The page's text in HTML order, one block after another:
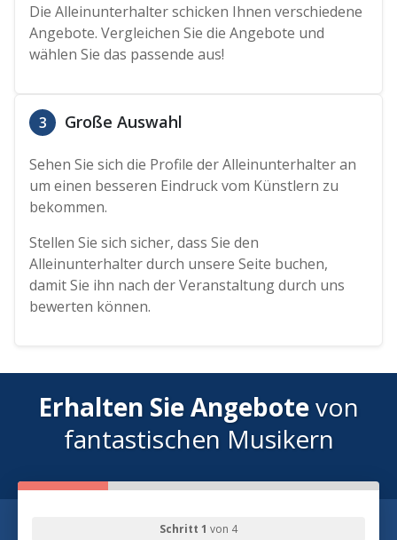
Die Alleinunterhalter schicken Ihnen verschiedene
Angebote. Vergleichen Sie die Angebote und
wählen Sie das passende aus!
3 Große Auswahl
Sehen Sie sich die Profile der Alleinunterhalter an
um einen besseren Eindruck vom Künstlern zu
bekommen.
Stellen Sie sich sicher, dass Sie den
Alleinunterhalter durch unsere Seite buchen,
damit Sie ihn nach der Veranstaltung durch uns
bewerten können.
Erhalten Sie Angebotevon
fantastischen Musikern
Schritt 1 von 4